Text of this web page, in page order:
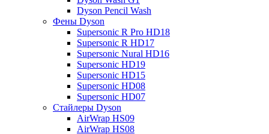
Dyson Pencil Wash
Фены Dyson
Supersonic R Pro HD18
Supersonic R HD17
Supersonic Nural HD16
Supersonic HD19
Supersonic HD15
Supersonic HD08
Supersonic HD07
Стайлеры Dyson
AirWrap HS09
AirWrap HS08